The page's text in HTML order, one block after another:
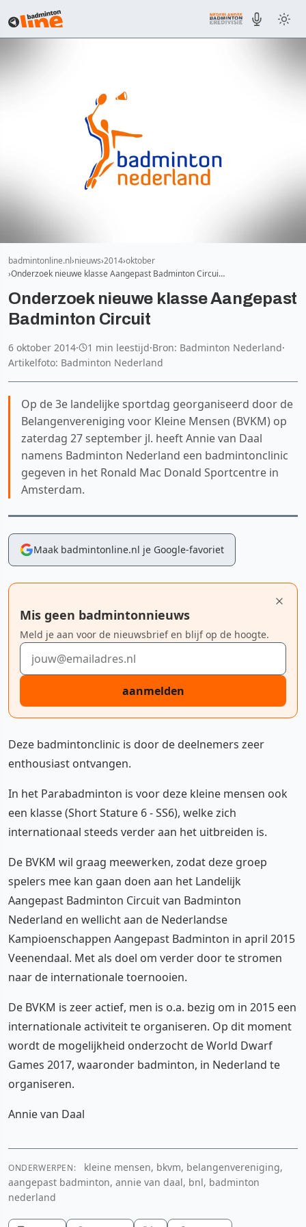
badmintonline.nl nieuws 2014 oktober
Onderzoek nieuwe klasse Aangepast Badminton Circui…
Onderzoek nieuwe klasse Aangepast
Badminton Circuit
6 oktober 2014· 1 min leestijd·Bron: Badminton Nederland·
Artikelfoto: Badminton Nederland
Op de 3e landelijke sportdag georganiseerd door de
Belangenvereniging voor Kleine Mensen (BVKM) op
zaterdag 27 september jl. heeft Annie van Daal
namens Badminton Nederland een badmintonclinic
gegeven in het Ronald Mac Donald Sportcentre in
Amsterdam.
Maak badmintonline.nl je Google-favoriet
Mis geen badmintonnieuws
Meld je aan voor de nieuwsbrief en blijf op de hoogte.
E-mailadres
aanmelden
Deze badmintonclinic is door de deelnemers zeer
enthousiast ontvangen.
In het Parabadminton is voor deze kleine mensen ook
een klasse (Short Stature 6 - SS6), welke zich
internationaal steeds verder aan het uitbreiden is.
De BVKM wil graag meewerken, zodat deze groep
spelers mee kan gaan doen aan het Landelijk
Aangepast Badminton Circuit van Badminton
Nederland en wellicht aan de Nederlandse
Kampioenschappen Aangepast Badminton in april 2015
Veenendaal. Met als doel om verder door te stromen
naar de internationale toernooien.
De BVKM is zeer actief, men is o.a. bezig om in 2015 een
internationale activiteit te organiseren. Op dit moment
wordt de mogelijkheid onderzocht de World Dwarf
Games 2017, waaronder badminton, in Nederland te
organiseren.
Annie van Daal
ONDERWERPEN:
kleine mensen, bkvm, belangenvereniging,
aangepast badminton, annie van daal, bnl, badminton
nederland